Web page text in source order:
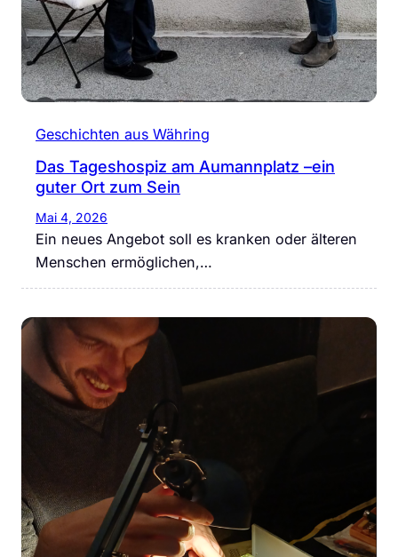
Geschichten aus Währing
Das Tageshospiz am Aumannplatz –ein
guter Ort zum Sein
Mai 4, 2026
Ein neues Angebot soll es kranken oder älteren
Menschen ermöglichen,…